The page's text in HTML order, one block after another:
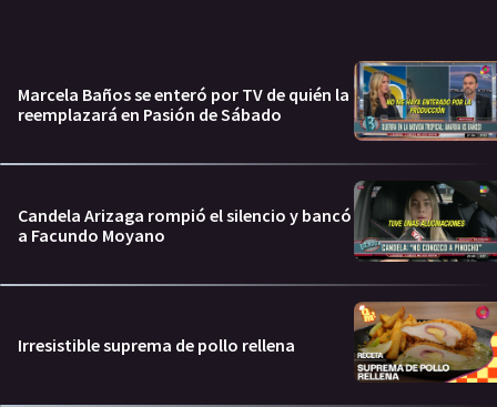
Marcela Baños se enteró por TV de quién la
reemplazará en Pasión de Sábado
Candela Arizaga rompió el silencio y bancó
a Facundo Moyano
Irresistible suprema de pollo rellena